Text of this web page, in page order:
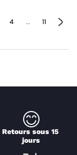
4 ... 11
Retours sous 15
jours